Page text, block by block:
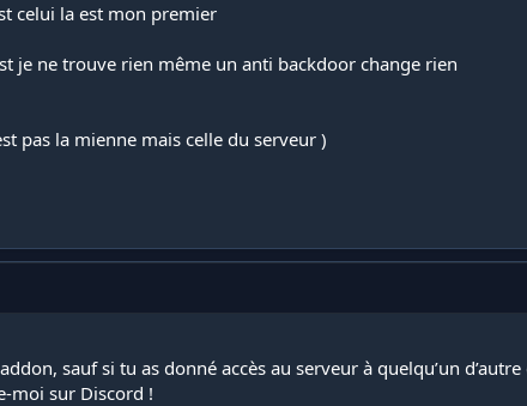
celui la est mon premier
je ne trouve rien même un anti backdoor change rien
pas la mienne mais celle du serveur )
sauf si tu as donné accès au serveur à quelqu’un
moi sur Discord !